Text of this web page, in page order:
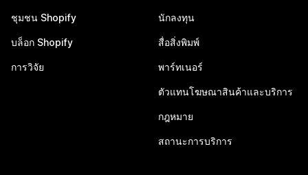
ชุมชน Shopify
บล็อก Shopify
การวิจัย
นักลงทุน
สื่อสิ่งพิมพ์
พาร์ทเนอร์
ตัวแทนโฆษณาสินค้าและบริการ
กฎหมาย
สถานะการบริการ